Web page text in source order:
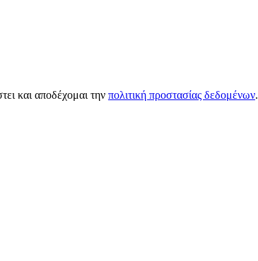
και αποδέχομαι την πολιτική προστασίας δεδομένων.